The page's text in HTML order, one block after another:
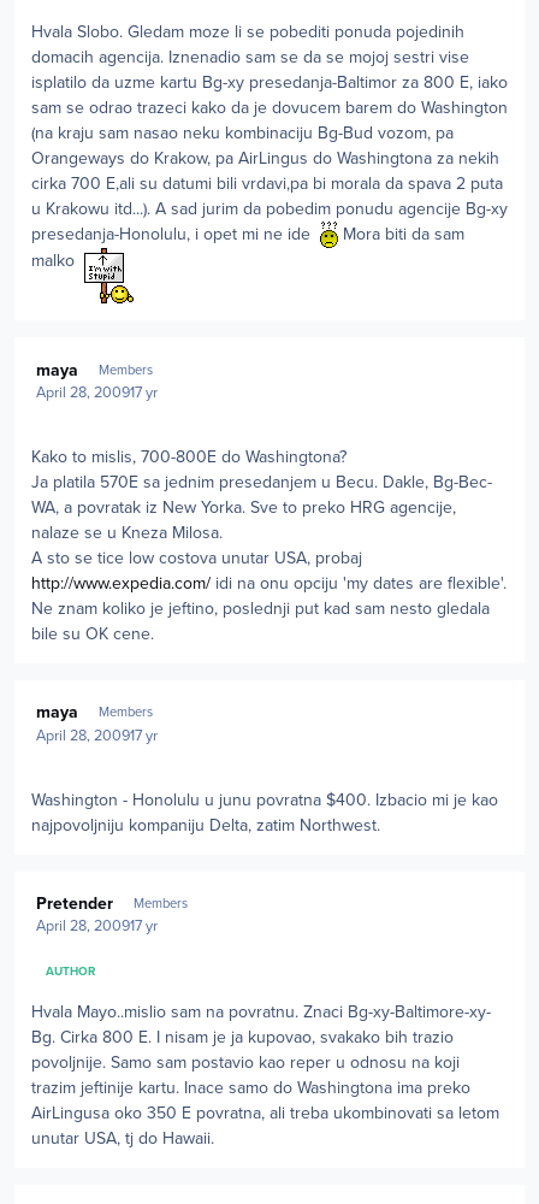
Hvala Slobo. Gledam moze li se pobediti ponuda pojedinih
domacih agencija. Iznenadio sam se da se mojoj sestri vise
isplatilo da uzme kartu Bg-xy presedanja-Baltimor za 800 E, iako
sam se odrao trazeci kako da je dovucem barem do Washington
(na kraju sam nasao neku kombinaciju Bg-Bud vozom, pa
Orangeways do Krakow, pa AirLingus do Washingtona za nekih
cirka 700 E,ali su datumi bili vrdavi,pa bi morala da spava 2 puta
u Krakowu itd...). A sad jurim da pobedim ponudu agencije Bg-xy
presedanja-Honolulu, i opet mi ne ide
Mora biti da sam
malko
maya Members
April 28, 200917 yr
Kako to mislis, 700-800E do Washingtona?
Ja platila 570E sa jednim presedanjem u Becu. Dakle, Bg-Bec-
WA, a povratak iz New Yorka. Sve to preko HRG agencije,
nalaze se u Kneza Milosa.
A sto se tice low costova unutar USA, probaj
http://www.expedia.com/ idi na onu opciju 'my dates are flexible'.
Ne znam koliko je jeftino, poslednji put kad sam nesto gledala
bile su OK cene.
maya Members
April 28, 200917 yr
Washington - Honolulu u junu povratna $400. Izbacio mi je kao
najpovoljniju kompaniju Delta, zatim Northwest.
Pretender Members
April 28, 200917 yr
AUTHOR
Hvala Mayo..mislio sam na povratnu. Znaci Bg-xy-Baltimore-xy-
Bg. Cirka 800 E. I nisam je ja kupovao, svakako bih trazio
povoljnije. Samo sam postavio kao reper u odnosu na koji
trazim jeftinije kartu. Inace samo do Washingtona ima preko
AirLingusa oko 350 E povratna, ali treba ukombinovati sa letom
unutar USA, tj do Hawaii.